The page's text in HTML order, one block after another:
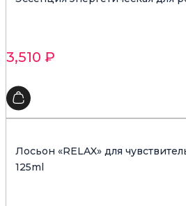
3,510 ₽
Лосьон «RELAX» для
125ml